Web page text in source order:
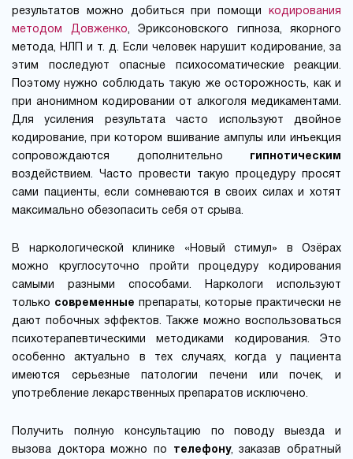
результатов можно добиться при помощи
кодирования
методом Довженко, Эриксоновского гипноза, якорного
метода, НЛП и т. д. Если человек нарушит кодирование, за
этим последуют опасные психосоматические реакции.
Поэтому нужно соблюдать такую же осторожность, как и
при анонимном кодировании от алкоголя медикаментами.
Для усиления результата часто используют двойное
кодирование, при котором вшивание ампулы или инъекция
сопровождаются дополнительно
гипнотическим
воздействием. Часто провести такую процедуру просят
сами пациенты, если сомневаются в своих силах и хотят
максимально обезопасить себя от срыва.
В наркологической клинике «Новый стимул» в Озёрах
можно круглосуточно пройти процедуру кодирования
самыми разными способами. Наркологи используют
только современные препараты, которые практически не
дают побочных эффектов. Также можно воспользоваться
психотерапевтическими методиками кодирования. Это
особенно актуально в тех случаях, когда у пациента
имеются серьезные патологии печени или почек, и
употребление лекарственных препаратов исключено.
Получить полную консультацию по поводу выезда и
вызова доктора можно по
телефону, заказав обратный